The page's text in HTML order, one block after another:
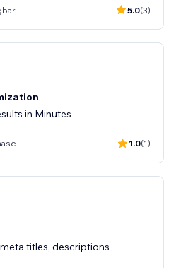
5.0(3)
in Minutes
1.0(1)
titles, descriptions